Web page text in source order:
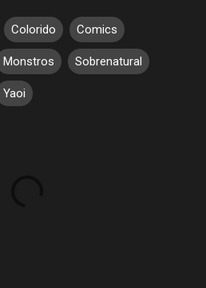
Colorido Comics
Monstros Sobrenatural
Yaoi